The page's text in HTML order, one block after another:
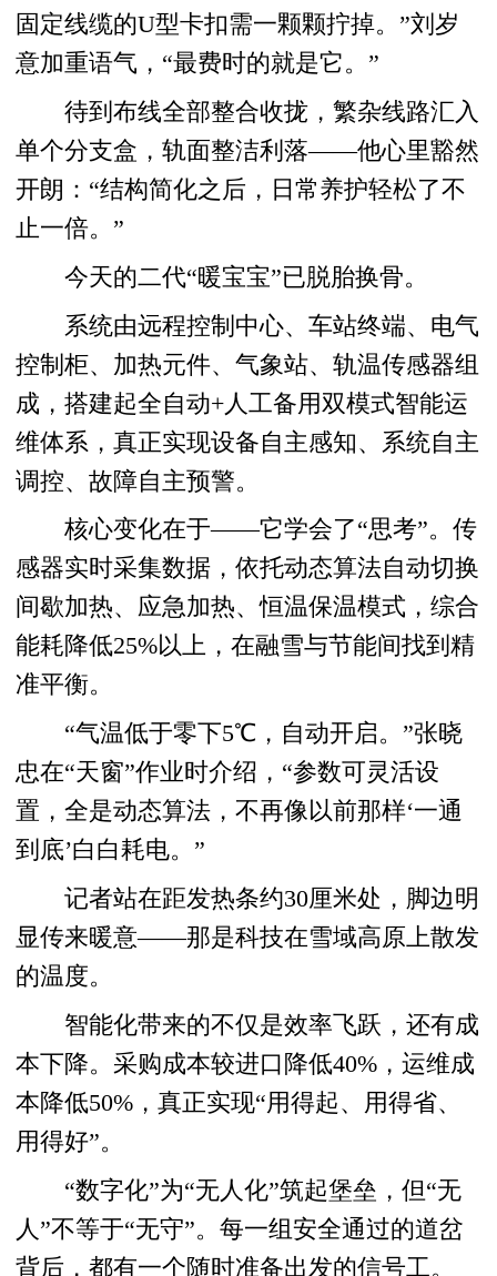
固定线缆的U型卡扣需一颗颗拧掉。”刘岁
意加重语气，“最费时的就是它。”
待到布线全部整合收拢，繁杂线路汇入
单个分支盒，轨面整洁利落——他心里豁然
开朗：“结构简化之后，日常养护轻松了不
止一倍。”
今天的二代“暖宝宝”已脱胎换骨。
系统由远程控制中心、车站终端、电气
控制柜、加热元件、气象站、轨温传感器组
成，搭建起全自动+人工备用双模式智能运
维体系，真正实现设备自主感知、系统自主
调控、故障自主预警。
核心变化在于——它学会了“思考”。传
感器实时采集数据，依托动态算法自动切换
间歇加热、应急加热、恒温保温模式，综合
能耗降低25%以上，在融雪与节能间找到精
准平衡。
“气温低于零下5℃，自动开启。”张晓
忠在“天窗”作业时介绍，“参数可灵活设
置，全是动态算法，不再像以前那样‘一通
到底’白白耗电。”
记者站在距发热条约30厘米处，脚边明
显传来暖意——那是科技在雪域高原上散发
的温度。
智能化带来的不仅是效率飞跃，还有成
本下降。采购成本较进口降低40%，运维成
本降低50%，真正实现“用得起、用得省、
用得好”。
“数字化”为“无人化”筑起堡垒，但“无
人”不等于“无守”。每一组安全通过的道岔
背后，都有一个随时准备出发的信号工。